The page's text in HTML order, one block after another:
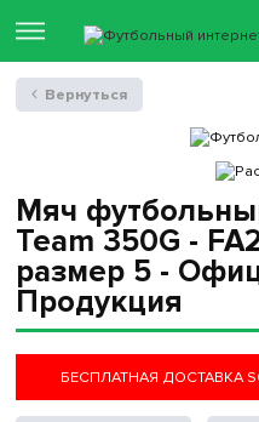
Мяч
Team 350G -
размер 5 -
Продукция
БЕСПЛАТНАЯ ДОСТАВКА
Вернуться